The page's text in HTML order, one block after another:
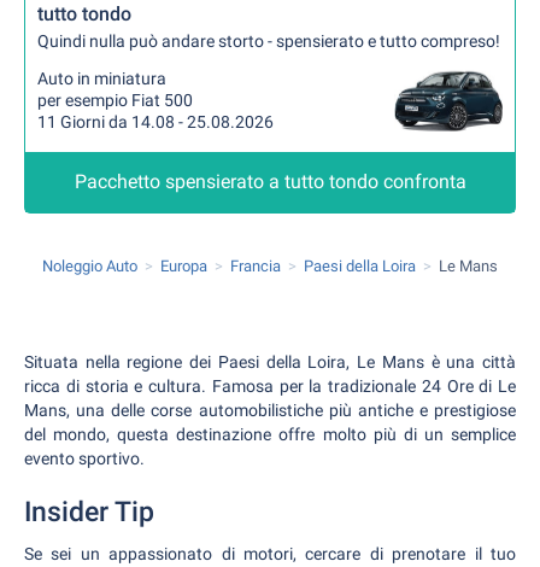
tutto tondo
Quindi nulla può andare storto - spensierato e tutto compreso!
Auto in miniatura
per esempio Fiat 500
11 Giorni da 14.08 - 25.08.2026
Pacchetto spensierato a tutto tondo confronta
Noleggio Auto Europa Francia Paesi della Loira Le Mans
Situata nella regione dei Paesi della Loira, Le Mans è una città
ricca di storia e cultura. Famosa per la tradizionale 24 Ore di Le
Mans, una delle corse automobilistiche più antiche e prestigiose
del mondo, questa destinazione offre molto più di un semplice
evento sportivo.
Insider Tip
Se sei un appassionato di motori, cercare di prenotare il tuo